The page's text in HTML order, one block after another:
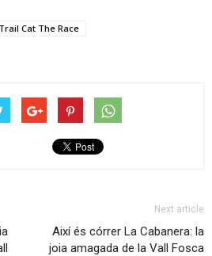
Trail Cat The Race
Next article
Així és córrer La Cabanera: la
joia amagada de la Vall Fosca